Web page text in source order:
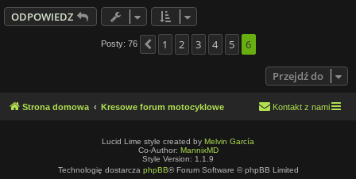
ODPOWIEDZ
Posty: 76 Poprzednia
1 2 3 4 5 6
Przejdź do
Strona domowa Kresowe forum motocyklowe Kontakt z nami
Lucid Lime style created by Melvin García
Co-Author: MannixMD
Style Version: 1.1.9
Technologię dostarcza phpBB® Forum Software © phpBB Limited